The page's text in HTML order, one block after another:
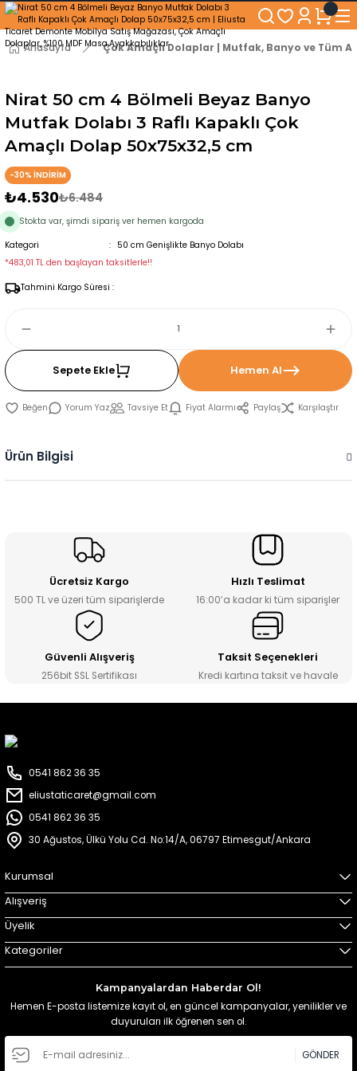
250₺ ve Üzeri Alışverişlerinizde KARGO BEDAVA!
5'er cm Aralıklarla 35 cm'den 100 cm'e kadar Genişliğe Sahip Dolaplar
% 100 Mdf Tekerlekli Masa ile Uzun Ömürlü ve Kolay Kullanım Konforu
Kaliteli hizmet, güvenli alışveriş ve satış sonrası destek
Anasayfa Çok Amaçlı Dolaplar | Mutfak, Banyo ve Tüm
Nirat 50 cm 4 Bölmeli Beyaz Banyo
Mutfak Dolabı 3 Raflı Kapaklı Çok
Amaçlı Dolap 50x75x32,5 cm
-30% İNDİRİM
₺4.530₺6.484
Stokta var, şimdi sipariş ver hemen kargoda
Kategori
50 cm Genişlikte Banyo Dolabı
*483,01 TL den başlayan taksitlerle!!
Tahmini Kargo Süresi :
Sepete Ekle Hemen Al
Yorum Yaz Tavsiye Et Fiyat Alarmı Paylaş Karşılaştır
Ürün Bilgisi
Ücretsiz Kargo
500 TL ve üzeri tüm siparişlerde
Hızlı Teslimat
16:00’a kadar ki tüm siparişler
Güvenli Alışveriş
256bit SSL Sertifikası
Taksit Seçenekleri
Kredi kartına taksit ve havale
0541 862 36 35
eliustaticaret@gmail.com
0541 862 36 35
30 Ağustos, Ülkü Yolu Cd. No:14/A, 06797 Etimesgut/Ankara
Kurumsal
Alışveriş
Üyelik
Kategoriler
Kampanyalardan Haberdar Ol!
Hemen E-posta listemize kayıt ol, en güncel kampanyalar, yenilikler ve
duyuruları ilk öğrenen sen ol.
GÖNDER